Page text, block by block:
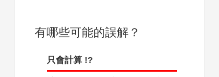
有哪些可能的誤解？
只會計算 !?